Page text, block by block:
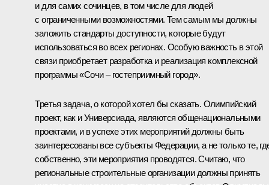
и для самих сочинцев, в том числе для людей
с ограниченными возможностями. Тем самым мы должны
заложить стандарты доступности, которые будут
использоваться во всех регионах. Особую важность в этой
связи приобретает разработка и реализация комплексной
программы «Сочи – гостеприимный город».
Третья задача, о которой хотел бы сказать. Олимпийский
проект, как и Универсиада, являются общенациональными
проектами, и в успехе этих мероприятий должны быть
заинтересованы все субъекты Федерации, а не только те,
собственно, эти мероприятия проводятся. Считаю, что
региональные строительные организации должны принять